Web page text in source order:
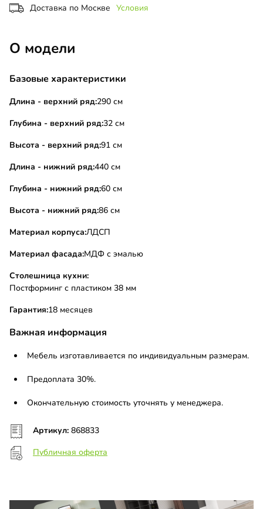
Доставка по Москве Условия
О модели
Базовые характеристики
Длина - верхний ряд:290 см
Глубина - верхний ряд:32 см
Высота - верхний ряд:91 см
Длина - нижний ряд:440 см
Глубина - нижний ряд:60 см
Высота - нижний ряд:86 см
Материал корпуса:ЛДСП
Материал фасада:МДФ с эмалью
Столешница кухни:
Постформинг с пластиком 38 мм
Гарантия:18 месяцев
Важная информация
Мебель изготавливается по индивидуальным размерам.
Предоплата 30%.
Окончательную стоимость уточнять у менеджера.
Артикул: 868833
Публичная оферта